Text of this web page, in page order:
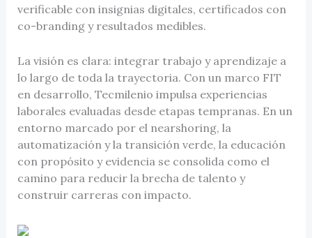
verificable con insignias digitales, certificados con
co-branding y resultados medibles.
La visión es clara: integrar trabajo y aprendizaje a
lo largo de toda la trayectoria. Con un marco FIT
en desarrollo, Tecmilenio impulsa experiencias
laborales evaluadas desde etapas tempranas. En un
entorno marcado por el nearshoring, la
automatización y la transición verde, la educación
con propósito y evidencia se consolida como el
camino para reducir la brecha de talento y
construir carreras con impacto.